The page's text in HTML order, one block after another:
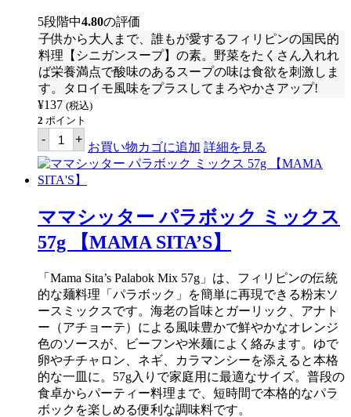
プ
ミ
ッ
ク
ス
(シ
ニ
ガ
ン
ス
ー
プ
の
素)
44g
個
5段階中4.80の評価
子供から大人まで、誰もが愛するフィリピンの国民的
料理【シニガンスープ】の素。野菜をたくさん入れれ
ば栄養満点で酸味のあるスープの味は食欲を刺激しま
す。タロイモ風味をプラスしてまろやかさアップ!
¥137 (税込)
2 ポイント
- ク
ノ
ー
ル
シ
ガ
ン
の
素
ビ
（タ
ロ
イ
モ）
入
り
22g
【KNORR】
個
+
お買い物カゴに追加 詳細を見る
ママシッター パラボック ミックス
57g 【MAMA SITA’S】
「Mama Sita’s Palabok Mix 57g」は、フィリピンの伝統
的な麺料理「パラボック」を簡単に再現できる粉末ソ
ースミックスです。海老の旨味とガーリック、アナト
ー（アチョーテ）による風味豊かで鮮やかなオレンジ
色のソースが、ビーフンや米麺によく絡みます。ゆで
卵やチチャロン、ネギ、カラマンシーを添えると本格
的な一皿に。57g入りで家庭用に最適なサイズ。普段の
食卓からパーティー料理まで、短時間で本格的なパラ
ボックを楽しめる便利な調味料です。